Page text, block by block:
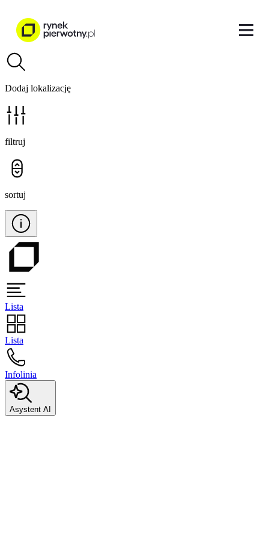
Dodaj lokalizację
filtruj
sortuj
Lista
Lista
Infolinia
Asystent AI